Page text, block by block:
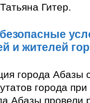
Гитер.
и жителей
города Абазы
города
Абазы провели